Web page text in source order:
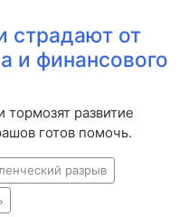
страдают от
и финансового
развитие
готов помочь.
разрыв